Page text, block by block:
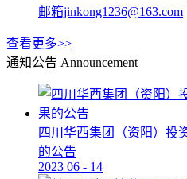
邮箱jinkong1236@163.com
查看更多>>
通知公告 Announcement
四川华西集团（资阳）投
的公告
2023 06 - 14